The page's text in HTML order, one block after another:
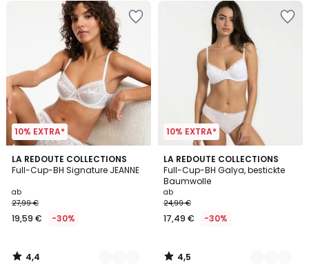
angewendet.
10% EXTRA*
LA REDOUTE COLLECTIONS
Full-Cup-BH Signature JEANNE
ab
27,99 €
19,59 € -30%
4,4
/ 5
5
Farben
4,4
/
10% EXTRA*
LA REDOUTE COLLECTIONS
Full-Cup-BH Galya, bestickte
Baumwolle
ab
24,99 €
17,49 € -30%
4,5
/ 5
4
Farben
4,5
/